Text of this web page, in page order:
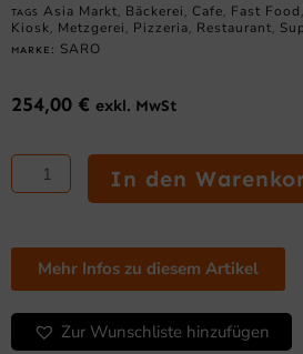
TAGS Asia Markt Bäckerei Cafe Fast Food
Kiosk Metzgerei Pizzeria Restaurant
MARKE: SARO
254,00 € exkl. MwSt
SARO
Einloch-
Armatur
mit
Schwenkhahn
Modell
BERIT
Menge
In den
Mehr Infos zu diesem Artikel
Zur Wunschliste hinzufügen